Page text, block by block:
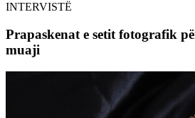
INTERVISTË
Prapaskenat e setit fotografik
muaji